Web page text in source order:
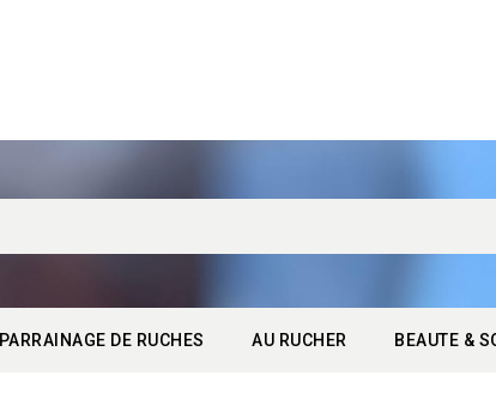
PARRAINAGE DE RUCHES AU RUCHER BEAUTE &